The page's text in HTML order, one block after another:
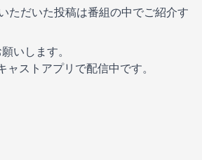
ただいた投稿は番組の中でご紹介す
いします。
ストアプリで配信中です。